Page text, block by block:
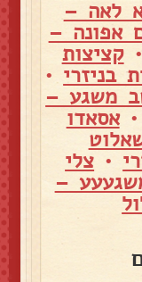
לאה –
אפונה –
•קציצות
בניזרי•
משגע –
•אסאדו
• צלי
–